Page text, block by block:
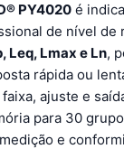
PY4020 é
de nível de
Leq, Lmax e Ln,
rápida ou
ajuste e
para 30
e